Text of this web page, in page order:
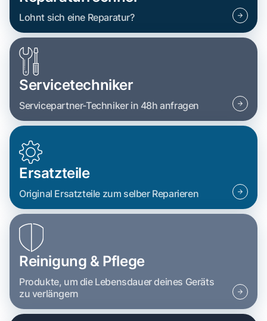
Lohnt sich eine Reparatur?
Servicetechniker
Servicepartner-Techniker in 48h anfragen
Ersatzteile
Original Ersatzteile zum selber Reparieren
Reinigung & Pflege
Produkte, um die Lebensdauer deines Geräts
zu verlängern